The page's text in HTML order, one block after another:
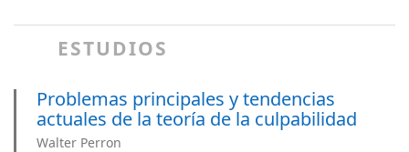
ESTUDIOS
Problemas principales y tendencias
actuales de la teoría de la culpabilidad
Walter Perron